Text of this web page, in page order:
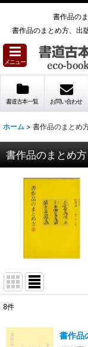
書作品の
書作品のまとめ方、出
メニュー
書道古本一覧 お問い合わせ
ホーム > 書作品のまとめ
書作品のまとめ方
8件
書作